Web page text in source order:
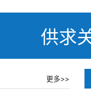
供求
更多>>